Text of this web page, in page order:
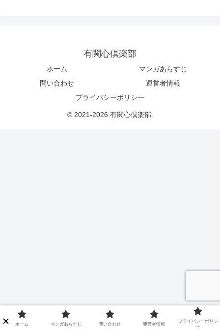
有関心倶楽部
ホーム
マンガあらすじ
問い合わせ
運営者情報
プライバシーポリシー
© 2021-2026 有関心倶楽部.
ホーム マンガあらすじ 問い合わせ 運営者情報
プライバシーポリシ
ー